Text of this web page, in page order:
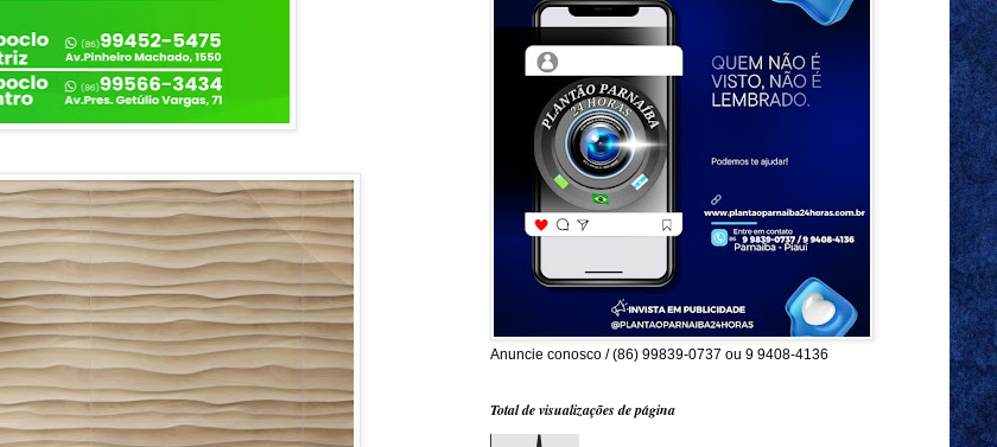
Anuncie conosco / (86) 99839-0737 ou 9 9408-4136
Total de visualizações de página